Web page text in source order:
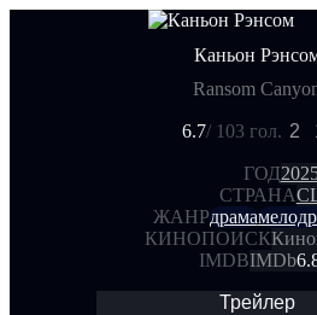
Каньон
Ransom
6.7/ 103 гол. 2
ГОД
СТРАНА
ЖАНРдрама
КИНОПОИСК
IMDBIMDb
Трейлер